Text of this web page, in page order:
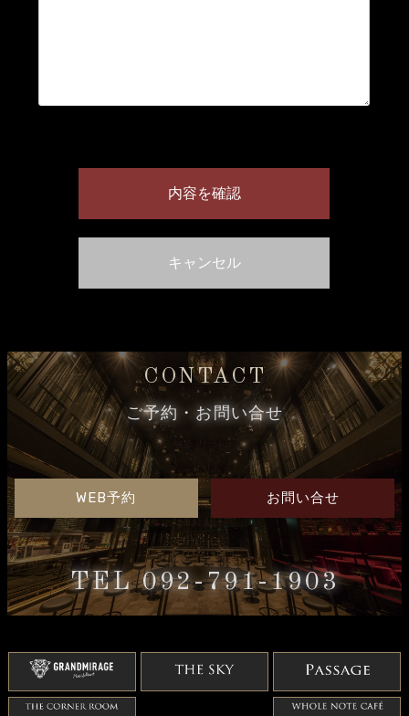
CONTACT
ご予約・お問い合せ
WEB予約 お問い合せ
TEL 092-791-1903